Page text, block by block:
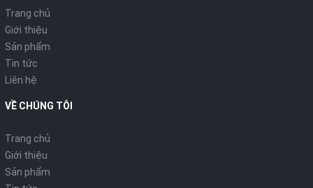
Trang chủ
Giới thiệu
Sản phẩm
Tin tức
Liên hệ
VỀ CHÚNG TÔI
Trang chủ
Giới thiệu
Sản phẩm